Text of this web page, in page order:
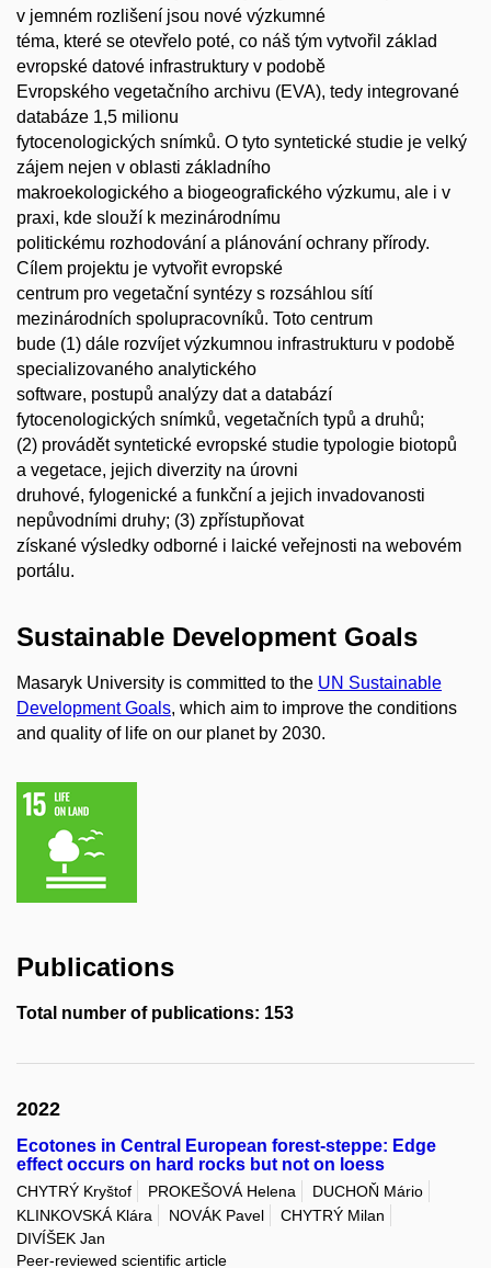
v jemném rozlišení jsou nové výzkumné
téma, které se otevřelo poté, co náš tým vytvořil základ
evropské datové infrastruktury v podobě
Evropského vegetačního archivu (EVA), tedy integrované
databáze 1,5 milionu
fytocenologických snímků. O tyto syntetické studie je velký
zájem nejen v oblasti základního
makroekologického a biogeografického výzkumu, ale i v
praxi, kde slouží k mezinárodnímu
politickému rozhodování a plánování ochrany přírody.
Cílem projektu je vytvořit evropské
centrum pro vegetační syntézy s rozsáhlou sítí
mezinárodních spolupracovníků. Toto centrum
bude (1) dále rozvíjet výzkumnou infrastrukturu v podobě
specializovaného analytického
software, postupů analýzy dat a databází
fytocenologických snímků, vegetačních typů a druhů;
(2) provádět syntetické evropské studie typologie biotopů
a vegetace, jejich diverzity na úrovni
druhové, fylogenické a funkční a jejich invadovanosti
nepůvodními druhy; (3) zpřístupňovat
získané výsledky odborné i laické veřejnosti na webovém
portálu.
Sustainable Development Goals
Masaryk University is committed to the UN Sustainable
Development Goals, which aim to improve the conditions
and quality of life on our planet by 2030.
Publications
Total number of publications: 153
2022
Ecotones in Central European forest-steppe: Edge
effect occurs on hard rocks but not on loess
CHYTRÝ Kryštof PROKEŠOVÁ Helena
DUCHOŇ Mário
KLINKOVSKÁ Klára
NOVÁK Pavel
CHYTRÝ Milan
DIVÍŠEK Jan
Peer-reviewed scientific article